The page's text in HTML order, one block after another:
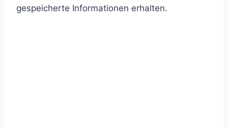
gespeicherte Informationen erhalten.